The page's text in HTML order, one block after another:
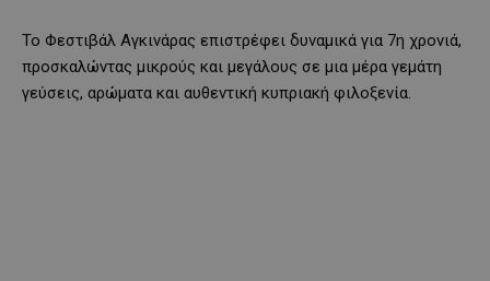
Το Φεστιβάλ Αγκινάρας επιστρέφει δυναμικά για 7η χρονιά,
προσκαλώντας μικρούς και μεγάλους σε μια μέρα γεμάτη
γεύσεις, αρώματα και αυθεντική κυπριακή φιλοξενία.